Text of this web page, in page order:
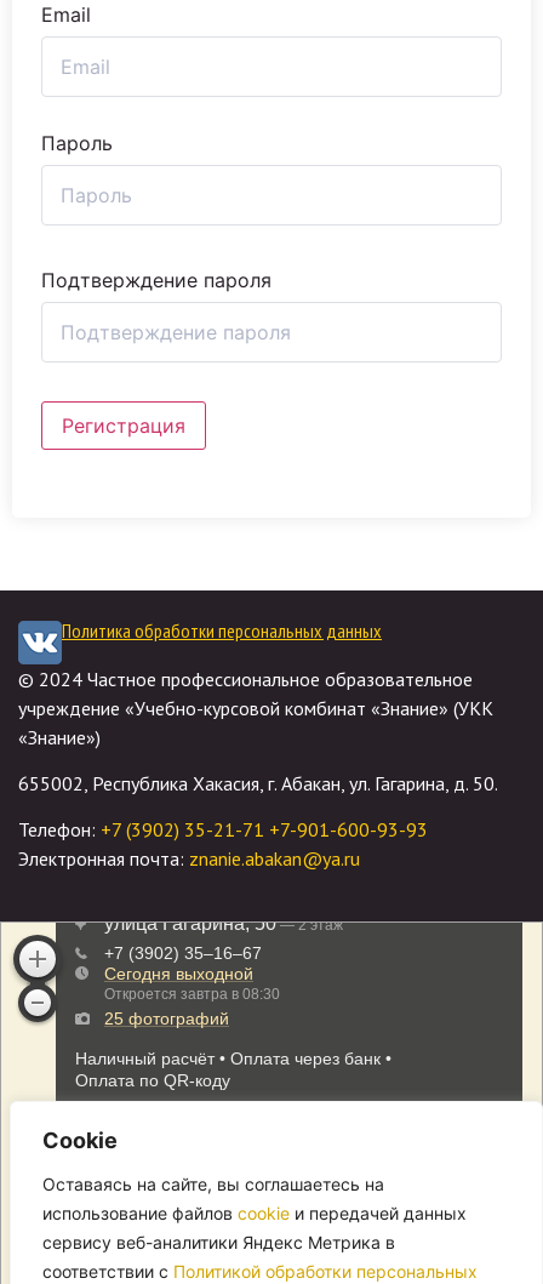
Cookie
Оставаясь на сайте, вы соглашаетесь на
использование файлов cookie и передачей данных
сервису веб-аналитики Яндекс Метрика в
соответствии с Политикой обработки персональных
Email
Пароль
Подтверждение пароля
Регистрация
Политика обработки персональных данных
© 2024 Частное профессиональное образовательное
учреждение «Учебно-курсовой комбинат «Знание» (УКК
«Знание»)
655002, Республика Хакасия, г. Абакан, ул. Гагарина, д. 50.
Телефон: +7 (3902) 35-21-71 +7-901-600-93-93
Электронная почта: znanie.abakan@ya.ru